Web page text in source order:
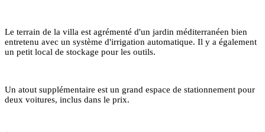
Le terrain de la villa est agrémenté d'un jardin méditerranéen bien
entretenu avec un système d'irrigation automatique. Il y a également
un petit local de stockage pour les outils.
Un atout supplémentaire est un grand espace de stationnement pour
deux voitures, inclus dans le prix.